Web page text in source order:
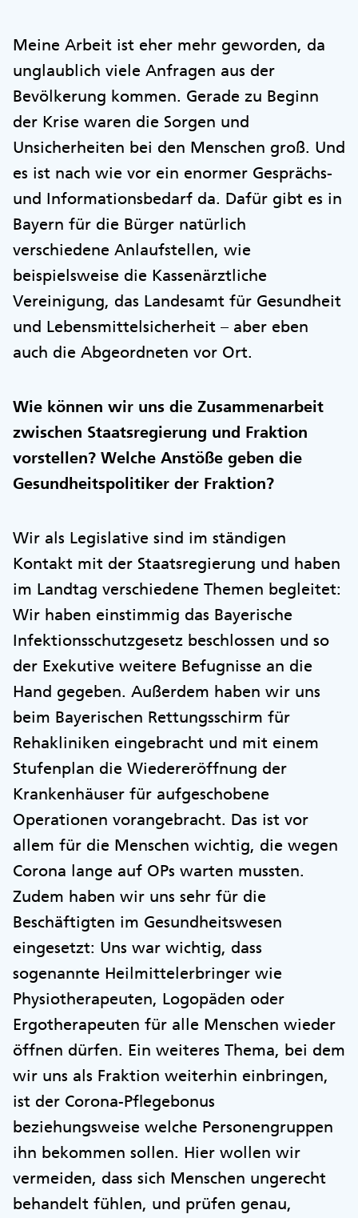
Meine Arbeit ist eher mehr geworden, da
unglaublich viele Anfragen aus der
Bevölkerung kommen. Gerade zu Beginn
der Krise waren die Sorgen und
Unsicherheiten bei den Menschen groß. Und
es ist nach wie vor ein enormer Gesprächs-
und Informationsbedarf da. Dafür gibt es in
Bayern für die Bürger natürlich
verschiedene Anlaufstellen, wie
beispielsweise die Kassenärztliche
Vereinigung, das Landesamt für Gesundheit
und Lebensmittelsicherheit – aber eben
auch die Abgeordneten vor Ort.
Wie können wir uns die Zusammenarbeit
zwischen Staatsregierung und Fraktion
vorstellen? Welche Anstöße geben die
Gesundheitspolitiker der Fraktion?
Wir als Legislative sind im ständigen
Kontakt mit der Staatsregierung und haben
im Landtag verschiedene Themen begleitet:
Wir haben einstimmig das Bayerische
Infektionsschutzgesetz beschlossen und so
der Exekutive weitere Befugnisse an die
Hand gegeben. Außerdem haben wir uns
beim Bayerischen Rettungsschirm für
Rehakliniken eingebracht und mit einem
Stufenplan die Wiedereröffnung der
Krankenhäuser für aufgeschobene
Operationen vorangebracht. Das ist vor
allem für die Menschen wichtig, die wegen
Corona lange auf OPs warten mussten.
Zudem haben wir uns sehr für die
Beschäftigten im Gesundheitswesen
eingesetzt: Uns war wichtig, dass
sogenannte Heilmittelerbringer wie
Physiotherapeuten, Logopäden oder
Ergotherapeuten für alle Menschen wieder
öffnen dürfen. Ein weiteres Thema, bei dem
wir uns als Fraktion weiterhin einbringen,
ist der Corona-Pflegebonus
beziehungsweise welche Personengruppen
ihn bekommen sollen. Hier wollen wir
vermeiden, dass sich Menschen ungerecht
behandelt fühlen, und prüfen genau,